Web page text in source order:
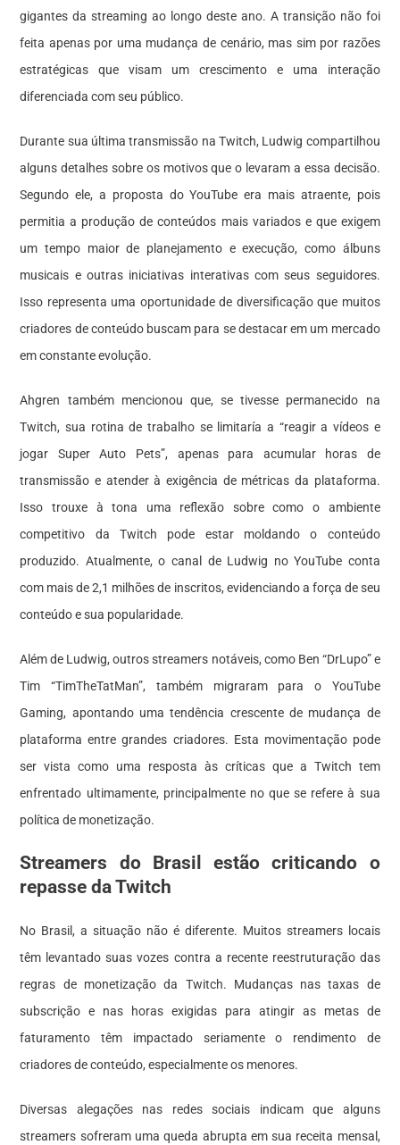
gigantes da streaming ao longo deste ano. A transição não foi
feita apenas por uma mudança de cenário, mas sim por razões
estratégicas que visam um crescimento e uma interação
diferenciada com seu público.
Durante sua última transmissão na Twitch, Ludwig compartilhou
alguns detalhes sobre os motivos que o levaram a essa decisão.
Segundo ele, a proposta do YouTube era mais atraente, pois
permitia a produção de conteúdos mais variados e que exigem
um tempo maior de planejamento e execução, como álbuns
musicais e outras iniciativas interativas com seus seguidores.
Isso representa uma oportunidade de diversificação que muitos
criadores de conteúdo buscam para se destacar em um mercado
em constante evolução.
Ahgren também mencionou que, se tivesse permanecido na
Twitch, sua rotina de trabalho se limitaría a “reagir a vídeos e
jogar Super Auto Pets”, apenas para acumular horas de
transmissão e atender à exigência de métricas da plataforma.
Isso trouxe à tona uma reflexão sobre como o ambiente
competitivo da Twitch pode estar moldando o conteúdo
produzido. Atualmente, o canal de Ludwig no YouTube conta
com mais de 2,1 milhões de inscritos, evidenciando a força de seu
conteúdo e sua popularidade.
Além de Ludwig, outros streamers notáveis, como Ben “DrLupo” e
Tim “TimTheTatMan”, também migraram para o YouTube
Gaming, apontando uma tendência crescente de mudança de
plataforma entre grandes criadores. Esta movimentação pode
ser vista como uma resposta às críticas que a Twitch tem
enfrentado ultimamente, principalmente no que se refere à sua
política de monetização.
Streamers do Brasil estão criticando o
repasse da Twitch
No Brasil, a situação não é diferente. Muitos streamers locais
têm levantado suas vozes contra a recente reestruturação das
regras de monetização da Twitch. Mudanças nas taxas de
subscrição e nas horas exigidas para atingir as metas de
faturamento têm impactado seriamente o rendimento de
criadores de conteúdo, especialmente os menores.
Diversas alegações nas redes sociais indicam que alguns
streamers sofreram uma queda abrupta em sua receita mensal,